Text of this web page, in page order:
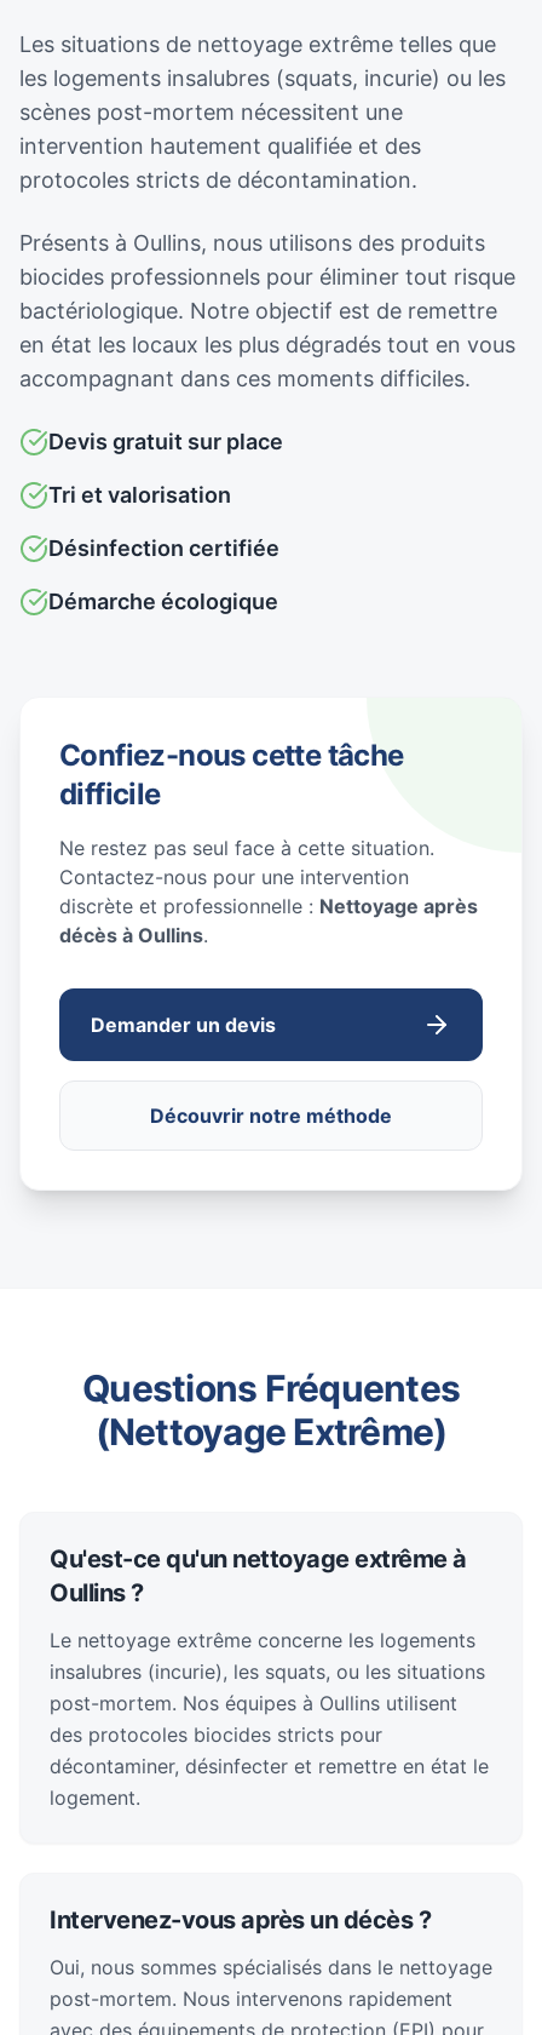
Les situations de nettoyage extrême telles que
les logements insalubres (squats, incurie) ou les
scènes post-mortem nécessitent une
intervention hautement qualifiée et des
protocoles stricts de décontamination.
Présents à Oullins, nous utilisons des produits
biocides professionnels pour éliminer tout risque
bactériologique. Notre objectif est de remettre
en état les locaux les plus dégradés tout en vous
accompagnant dans ces moments difficiles.
Devis gratuit sur place
Tri et valorisation
Désinfection certifiée
Démarche écologique
Confiez-nous cette tâche
difficile
Ne restez pas seul face à cette situation.
Contactez-nous pour une intervention
discrète et professionnelle : Nettoyage après
décès à Oullins.
Demander un devis
Découvrir notre méthode
Questions Fréquentes
(Nettoyage Extrême)
Qu'est-ce qu'un nettoyage extrême à
Oullins ?
Le nettoyage extrême concerne les logements
insalubres (incurie), les squats, ou les situations
post-mortem. Nos équipes à Oullins utilisent
des protocoles biocides stricts pour
décontaminer, désinfecter et remettre en état le
logement.
Intervenez-vous après un décès ?
Oui, nous sommes spécialisés dans le nettoyage
post-mortem. Nous intervenons rapidement
avec des équipements de protection (EPI) pour